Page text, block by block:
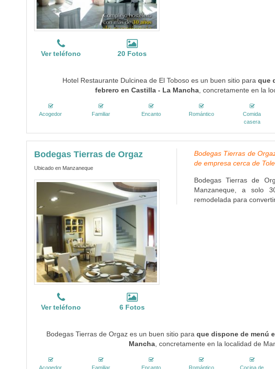
Ver teléfono 20 Fotos
Hotel Restaurante Dulcinea de El Toboso es un buen sitio para que
febrero en Castilla - La Mancha , concretamente en la
Acogedor Familiar Encanto Romántico
Comida
casera
Bodegas Tierras de Orgaz
Ubicado en Manzaneque
Ver teléfono 6 Fotos
Bodegas Tierras de
de empresa cerca de
Bodegas Tierras de
Manzaneque, a solo
remodelada para
Bodegas Tierras de Orgaz es un buen sitio para que dispone de menú
Mancha , concretamente en la localidad de
Acogedor Familiar Encanto Romántico Cocina de